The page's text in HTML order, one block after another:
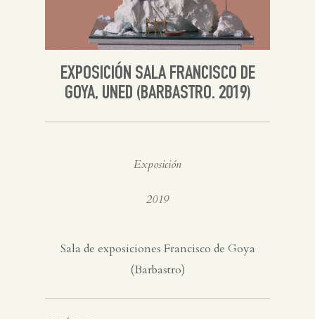
EXPOSICIÓN SALA FRANCISCO DE
GOYA, UNED (BARBASTRO. 2019)
Exposición
2019
Sala de exposiciones Francisco de Goya
(Barbastro)